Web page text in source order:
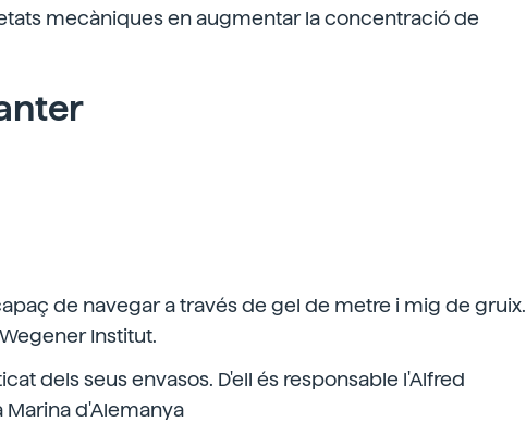
mecàniques en augmentar la concentració de
de navegar a través de gel de metre i mig de gruix.
Institut.
dels seus envasos. D'ell és responsable l'Alfred
Marina d'Alemanya